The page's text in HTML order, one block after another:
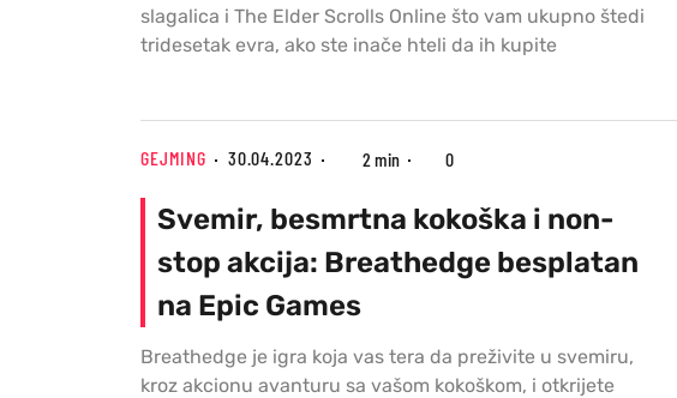
slagalica i The Elder Scrolls Online što vam ukupno štedi
tridesetak evra, ako ste inače hteli da ih kupite
GEJMING 30.04.2023 2 min 0
Svemir, besmrtna kokoška i non-
stop akcija: Breathedge besplatan
na Epic Games
Breathedge je igra koja vas tera da preživite u svemiru,
kroz akcionu avanturu sa vašom kokoškom, i otkrijete